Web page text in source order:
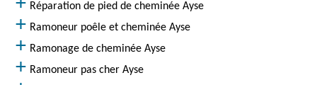
Réparation de pied de cheminée Ayse
Ramoneur poêle et cheminée Ayse
Ramonage de cheminée Ayse
Ramoneur pas cher Ayse